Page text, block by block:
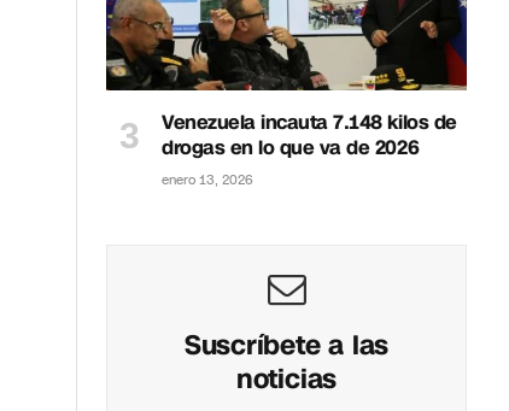
Venezuela incauta 7.148 kilos de
drogas en lo que va de 2026
enero 13, 2026
Suscríbete a las
noticias